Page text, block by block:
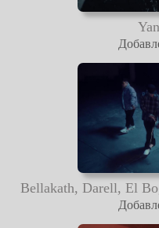
Bellakath, Darell, El